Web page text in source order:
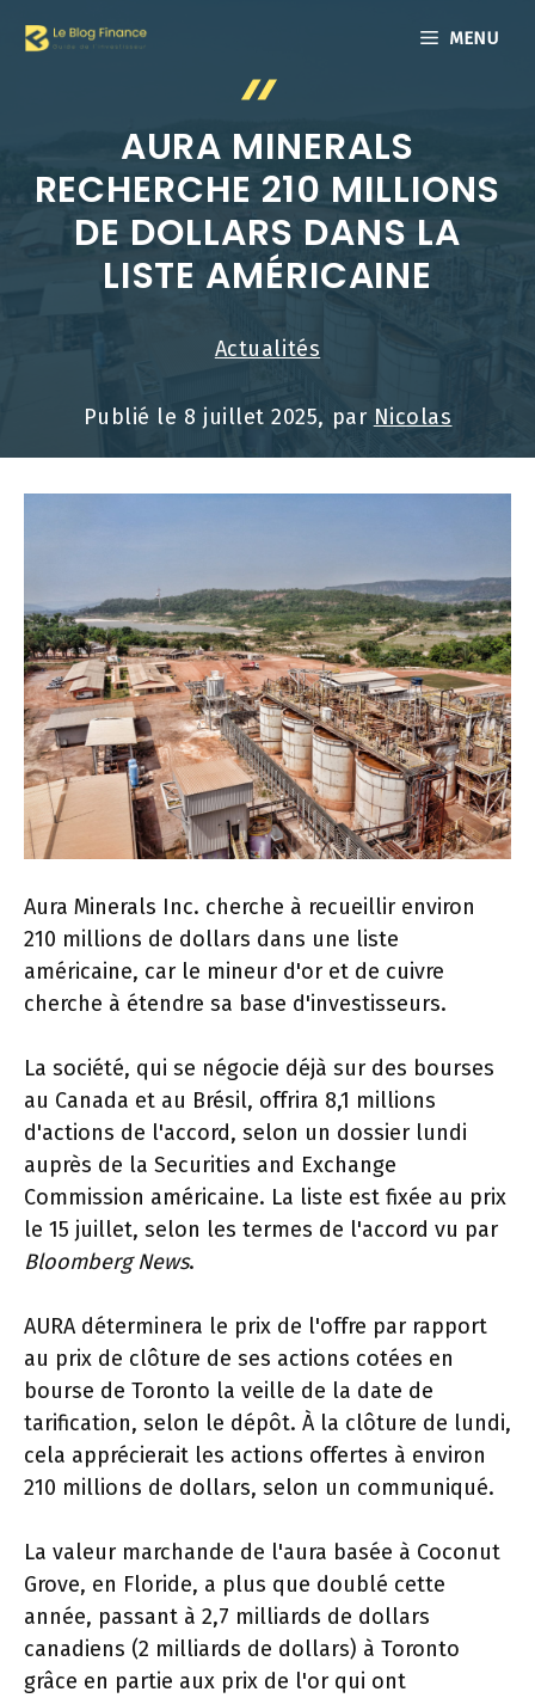
MENU
AURA MINERALS
RECHERCHE 210 MILLIONS
DE DOLLARS DANS LA
LISTE AMÉRICAINE
Actualités
Publié le 8 juillet 2025, par Nicolas
Aura Minerals Inc. cherche à recueillir environ
210 millions de dollars dans une liste
américaine, car le mineur d'or et de cuivre
cherche à étendre sa base d'investisseurs.
La société, qui se négocie déjà sur des bourses
au Canada et au Brésil, offrira 8,1 millions
d'actions de l'accord, selon un dossier lundi
auprès de la Securities and Exchange
Commission américaine. La liste est fixée au prix
le 15 juillet, selon les termes de l'accord vu par
Bloomberg News.
AURA déterminera le prix de l'offre par rapport
au prix de clôture de ses actions cotées en
bourse de Toronto la veille de la date de
tarification, selon le dépôt. À la clôture de lundi,
cela apprécierait les actions offertes à environ
210 millions de dollars, selon un communiqué.
La valeur marchande de l'aura basée à Coconut
Grove, en Floride, a plus que doublé cette
année, passant à 2,7 milliards de dollars
canadiens (2 milliards de dollars) à Toronto
grâce en partie aux prix de l'or qui ont